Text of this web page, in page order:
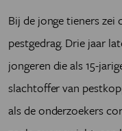
Bij de jonge tieners zei
pestgedrag. Drie jaar
jongeren die als 15-
slachtoffer van
als de onderzoekers